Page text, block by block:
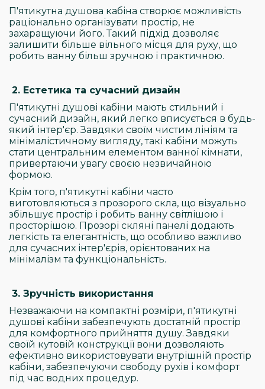
П'ятикутна душова кабіна створює можливість
раціонально організувати простір, не
захаращуючи його. Такий підхід дозволяє
залишити більше вільного місця для руху, що
робить ванну більш зручною і практичною.
2. Естетика та сучасний дизайн
П'ятикутні душові кабіни мають стильний і
сучасний дизайн, який легко вписується в будь-
який інтер'єр. Завдяки своїм чистим лініям та
мінімалістичному вигляду, такі кабіни можуть
стати центральним елементом ванної кімнати,
привертаючи увагу своєю незвичайною
формою.
Крім того, п'ятикутні кабіни часто
виготовляються з прозорого скла, що візуально
збільшує простір і робить ванну світлішою і
просторішою. Прозорі скляні панелі додають
легкість та елегантність, що особливо важливо
для сучасних інтер'єрів, орієнтованих на
мінімалізм та функціональність.
3. Зручність використання
Незважаючи на компактні розміри, п'ятикутні
душові кабіни забезпечують достатній простір
для комфортного прийняття душу. Завдяки
своїй кутовій конструкції вони дозволяють
ефективно використовувати внутрішній простір
кабіни, забезпечуючи свободу рухів і комфорт
під час водних процедур.